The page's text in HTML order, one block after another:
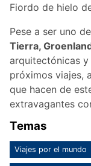
Fiordo de hielo
Pese a ser uno
Tierra,
arquitectónicas
próximos viajes,
que hacen de
extravagantes
Temas
Viajes por el mundo